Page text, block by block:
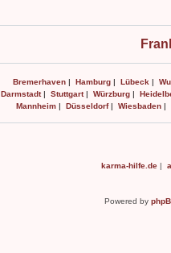
Bremerhaven | Hamburg | Lübeck |
Darmstadt| Stuttgart| Würzburg|
Mannheim | Düsseldorf| Wiesbaden |
karma-hilfe.de|
Powered by